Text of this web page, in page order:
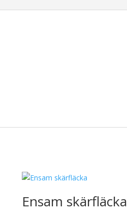
Ensam skärfläcka